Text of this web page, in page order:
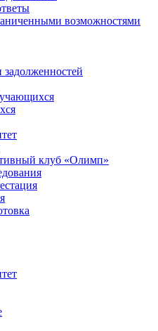
возможностями
клуб «Олимп»